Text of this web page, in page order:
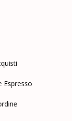
Espresso